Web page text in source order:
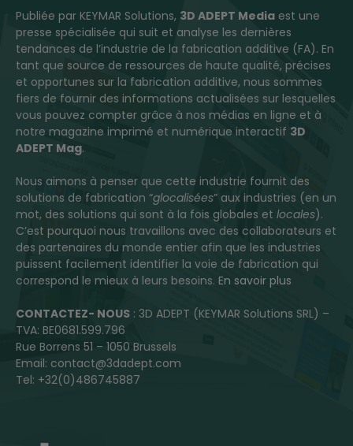
Publiée par KEYMAR Solutions, 3D ADEPT Media est une
presse spécialisée qui suit et analyse les dernières
tendances de l’industrie de la fabrication additive (FA). En
tant que source de ressources de haute qualité, précises
et opportunes sur la fabrication additive, nous sommes
fiers de fournir des informations actualisées sur lesquelles
vous pouvez compter grâce à nos médias en ligne et à
notre magazine imprimé et numérique interactif 3D
ADEPT Mag.
Nous aimons à penser que cette industrie fournit des
solutions de fabrication “glocalisées” aux industries (en un
mot, des solutions qui sont à la fois globales et locales).
C’est pourquoi nous travaillons avec des collaborateurs et
des partenaires du monde entier afin que les industries
puissent facilement identifier la voie de fabrication qui
correspond le mieux à leurs besoins. En savoir plus
CONTACTEZ- NOUS : 3D ADEPT (KEYMAR Solutions SRL) –
TVA: BE0681.599.796
Rue Borrens 51 – 1050 Brussels
Email: contact@3dadept.com
Tel: +32(0)486745887